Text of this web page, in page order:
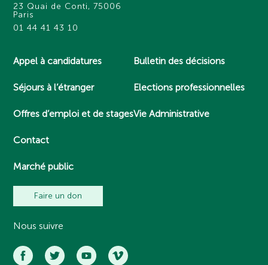
23 Quai de Conti, 75006
Paris
01 44 41 43 10
Appel à candidatures
Séjours à l’étranger
Offres d’emploi et de stages
Contact
Marché public
Bulletin des décisions
Elections professionnelles
Vie Administrative
Faire un don
Nous suivre